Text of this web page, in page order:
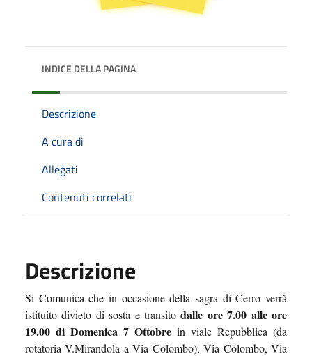
INDICE DELLA PAGINA
Descrizione
A cura di
Allegati
Contenuti correlati
Descrizione
Si Comunica che in occasione della sagra di Cerro verrà
istituito divieto di sosta e transitodalle ore 7.00 alle ore
19.00 di Domenica 7 Ottobre in viale Repubblica (da
rotatoria V.Mirandola a Via Colombo), Via Colombo, Via